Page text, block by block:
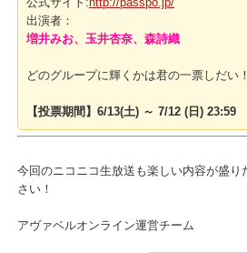
公式サイト: http://passpo.jp/
増井みお、玉井杏奈、森詩織
【投票期間】6/13(土) ～ 7/12 (日) 23:59